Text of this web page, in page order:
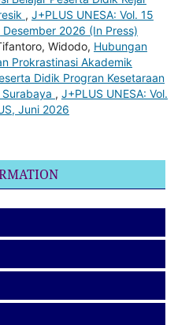
, J+PLUS UNESA: Vol. 15
2026 (In Press)
Widodo, Hubungan
Prokrastinasi Akademik
Didik Progran Kesetaraan
, J+PLUS UNESA: Vol.
Juni 2026